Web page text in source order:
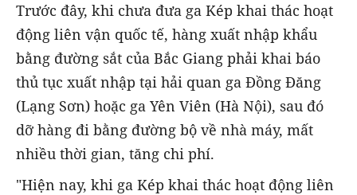
Trước đây, khi chưa đưa ga Kép khai thác hoạt
động liên vận quốc tế, hàng xuất nhập khẩu
bằng đường sắt của Bắc Giang phải khai báo
thủ tục xuất nhập tại hải quan ga Đồng Đăng
(Lạng Sơn) hoặc ga Yên Viên (Hà Nội), sau đó
dỡ hàng đi bằng đường bộ về nhà máy, mất
nhiều thời gian, tăng chi phí.
"Hiện nay, khi ga Kép khai thác hoạt động liên